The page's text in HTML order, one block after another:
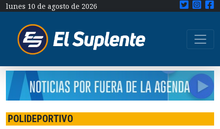
lunes 10 de agosto de 2026
POLIDEPORTIVO